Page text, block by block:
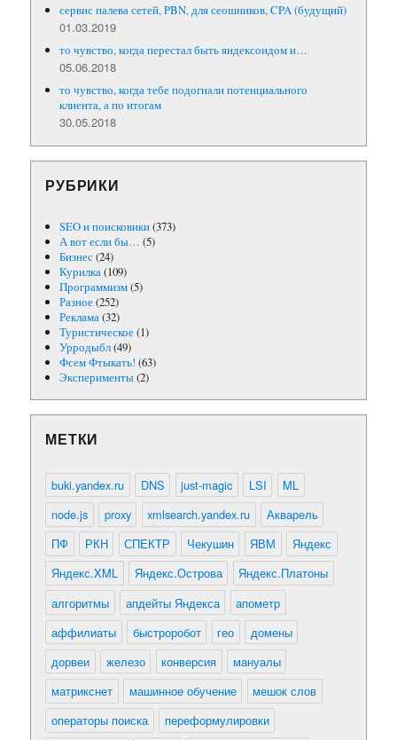
сервис палева сетей, PBN, для сеошников, CPA (будущий)
01.03.2019
то чувство, когда перестал быть яндексоидом и…
05.06.2018
то чувство, когда тебе подогнали потенциального
клиента, а по итогам
30.05.2018
РУБРИКИ
SEO и поисковики(373)
А вот если бы… (5)
Бизнес(24)
Курилка(109)
Программизм(5)
Разное(252)
Реклама(32)
Туристическое(1)
Урродыбл(49)
Фсем Фтыкать! (63)
Эксперименты(2)
МЕТКИ
buki.yandex.ru DNS just-magic LSI
ML
node.js
proxy xmlsearch.yandex.ru
Акварель
ПФ
РКН СПЕКТР Чекушин ЯВМ
Яндекс
Яндекс.XML
Яндекс.Острова
Яндекс.Платоны
алгоритмы
апдейты Яндекса
апометр
аффилиаты
быстроробот гео
домены
дорвеи
железо конверсия
мануалы
матрикснет
машинное обучение
мешок слов
операторы поиска
переформулировки